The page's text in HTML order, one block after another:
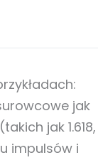
jak
jak 1.618,
impulsów i